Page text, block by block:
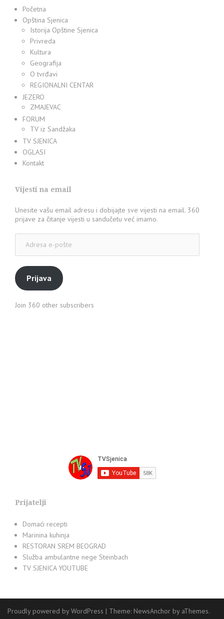
Početna
Opština Sjenica
Istorija Opštine Sjenica
Privreda
Kultura
Geografija
O tvrđavi
REGIONALNI CENTAR
JEZERO
ZMAJEVAC
FORUM
TV iz Sandžaka
TV SJENICA
OGLASI
Kontakt
Vijesti na email
Unesite vašu email adresu i dobijajte sve vijesti na email. 360
prijave za čitanje vijesti u sandučetu već imamo.
pošte
Prijava
Join 360 other subscribers
Prijatelji
Domaći recepti
Marinina kuhinja
RESTORAN SREM BEOGRAD
Služba ambulantne nege Steinbach
TV SJENICA YOUTUBE
Proudly powered by WordPress | Theme: NewsAnchor by aThemes.